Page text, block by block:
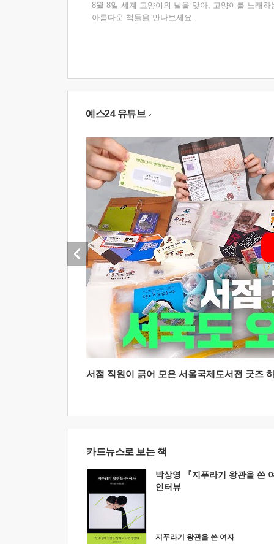
8월 8일 세계 고양이의 날을 맞아, 고양이를 노래하
아름다운 책들을 만나보세요.
예스24 유튜브
서점 직원이 긁어 모은 서울국제도서전 굿즈
카드뉴스로 보는 책
박상영 『지푸라기 왕관을 쓴
인터뷰
지푸라기 왕관을 쓴 여자